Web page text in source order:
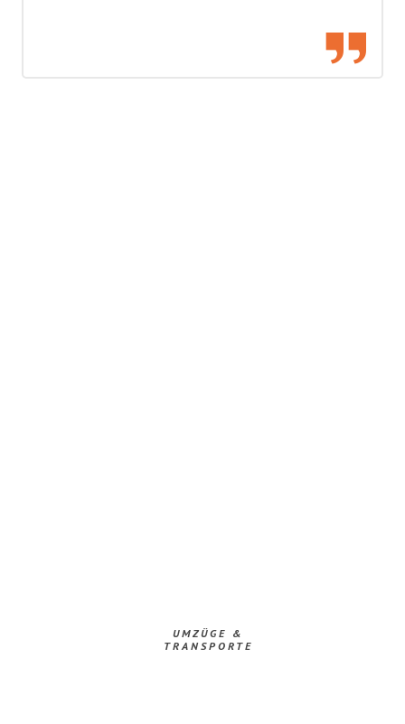
UMZÜGE &
TRANSPORTE